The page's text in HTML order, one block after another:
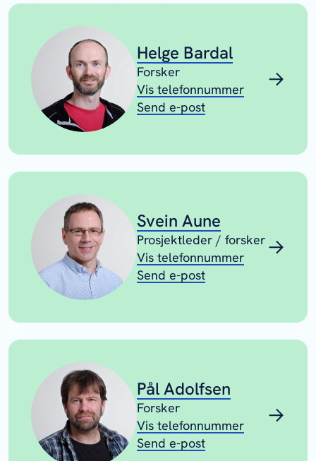
Helge Bardal
Forsker
Vis telefonnummer
Send e-post
Svein Aune
Prosjektleder / forsker
Vis telefonnummer
Send e-post
Pål Adolfsen
Forsker
Vis telefonnummer
Send e-post